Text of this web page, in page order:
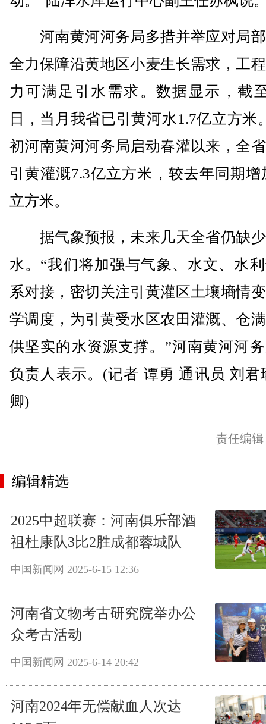
河南黄河河务局多措并举应对局
全力保障沿黄地区小麦生长需求，工
力可满足引水需求。数据显示，截
日，当月我省已引黄河水1.7亿立方米
初河南黄河河务局启动春灌以来，全
引黄灌溉7.3亿立方米，较去年同期增
立方米。
据气象预报，未来几天全省仍缺
水。“我们将加强与气象、水文、水
系对接，密切关注引黄灌区土壤墒情
学调度，为引黄受水区农田灌溉、仓
供坚实的水资源支撑。”河南黄河河
负责人表示。(记者 谭勇 通讯员 刘君
卿)
责任编
编辑精选
2025中超联赛：河南俱乐部酒
祖杜康队3比2胜成都蓉城队
中国新闻网 2025-6-15 12:36
河南省文物考古研究院举办公
众考古活动
中国新闻网 2025-6-14 20:42
河南2024年无偿献血人次达